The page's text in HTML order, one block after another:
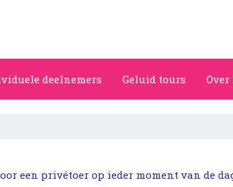
deelnemers Geluid tours Over
een privétoer op ieder moment van de